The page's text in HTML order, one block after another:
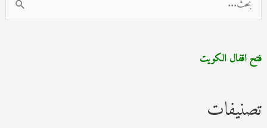
ل
ح
ع
فتح اقفال الكويت
تصنيفات